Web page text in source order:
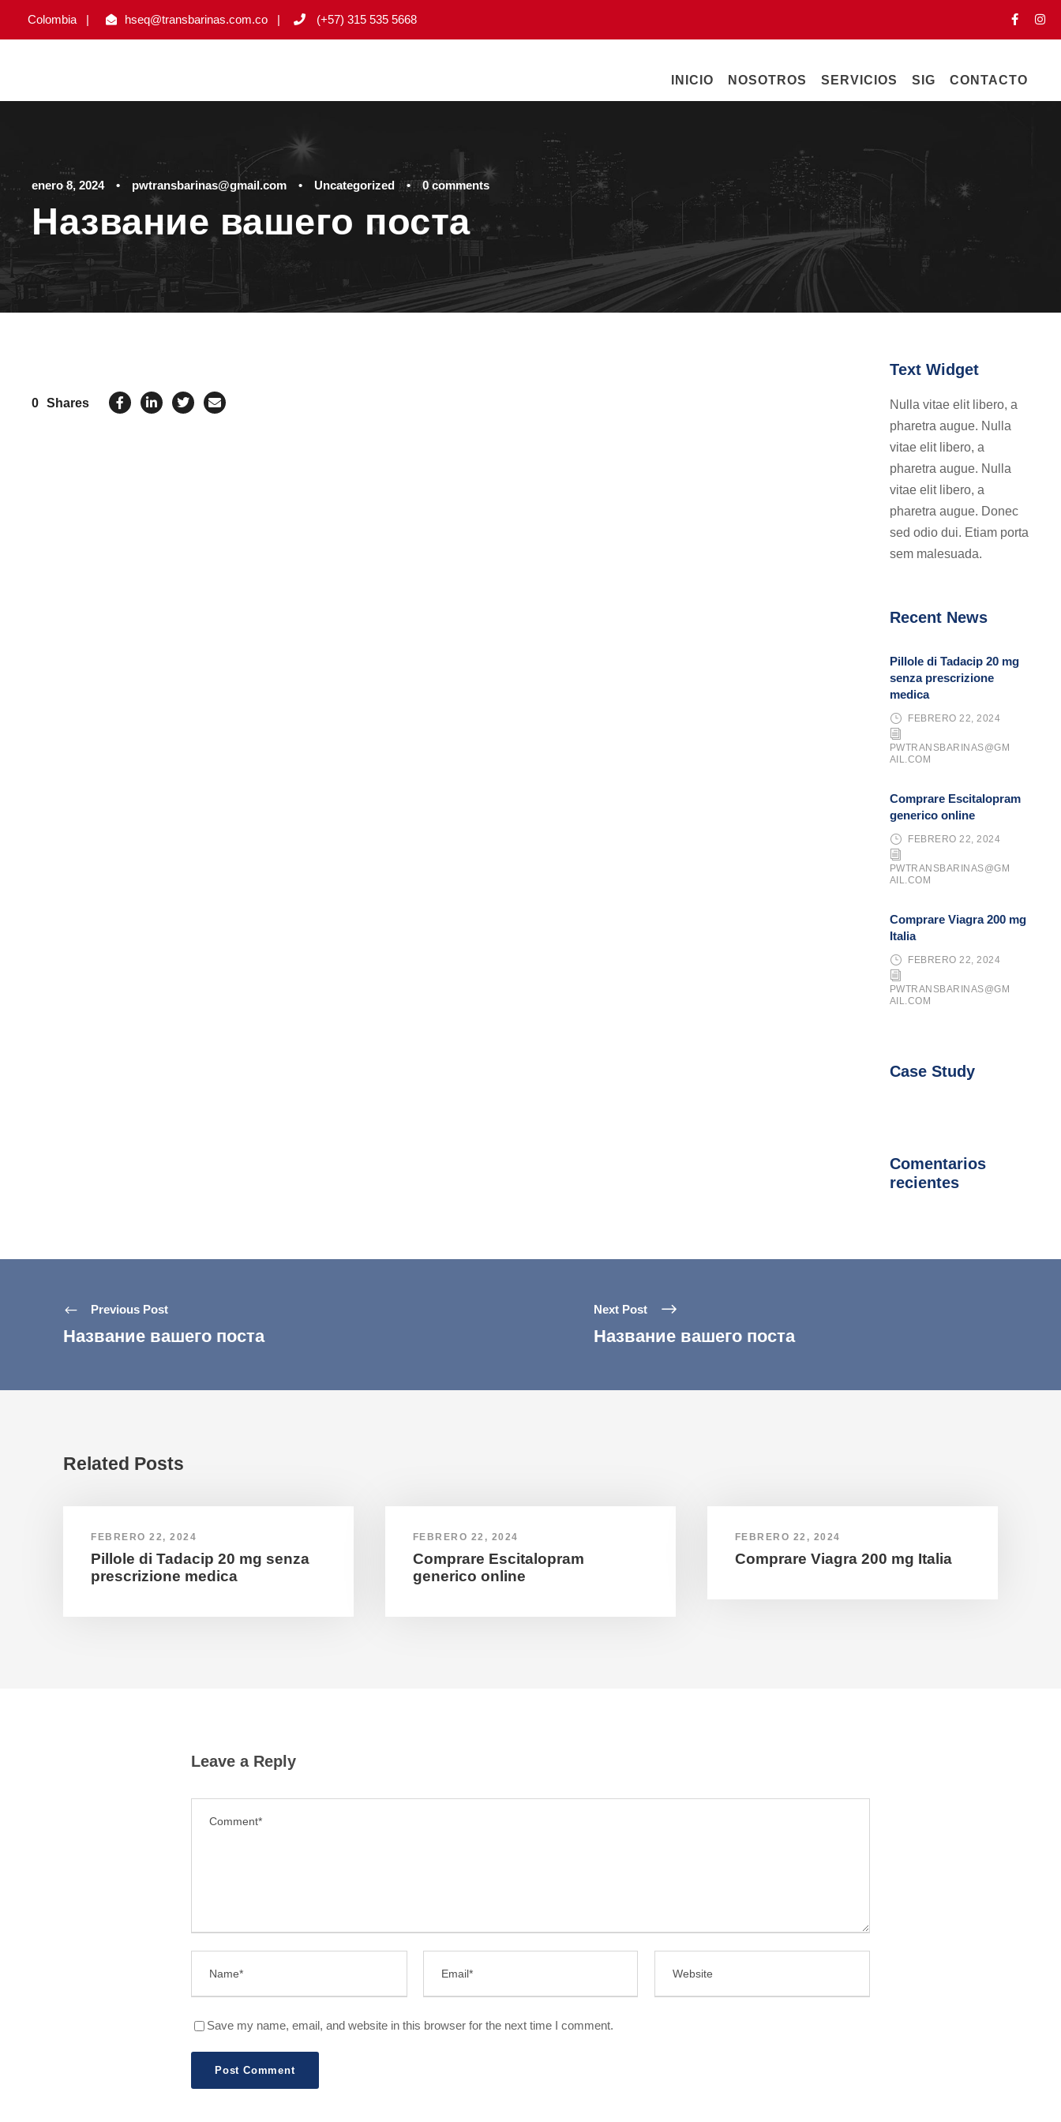
Colombia | hseq@transbarinas.com.co | (+57) 315 535 5668
INICIO NOSOTROS SERVICIOS SIG CONTACTO
enero 8, 2024 • pwtransbarinas@gmail.com • Uncategorized • 0 comments
Название вашего поста
0 Shares
Text Widget
Nulla vitae elit libero, a
pharetra augue. Nulla
vitae elit libero, a
pharetra augue. Nulla
vitae elit libero, a
pharetra augue. Donec
sed odio dui. Etiam porta
sem malesuada.
Recent News
Pillole di Tadacip 20 mg
senza prescrizione
medica
FEBRERO 22, 2024
PWTRANSBARINAS@GM
AIL.COM
Comprare Escitalopram
generico online
FEBRERO 22, 2024
PWTRANSBARINAS@GM
AIL.COM
Comprare Viagra 200 mg
Italia
FEBRERO 22, 2024
PWTRANSBARINAS@GM
AIL.COM
Case Study
Comentarios
recientes
Previous Post
Название вашего поста
Next Post
Название вашего поста
Related Posts
FEBRERO 22, 2024
Pillole di Tadacip 20 mg senza
prescrizione medica
FEBRERO 22, 2024
Comprare Escitalopram
generico online
FEBRERO 22, 2024
Comprare Viagra 200 mg Italia
Leave a Reply
Save my name, email, and website in this browser for the next time I comment.